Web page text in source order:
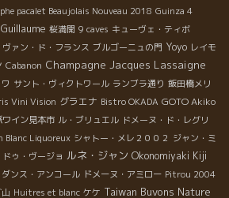
pacalet Beaujolais Nouveau 2018 Guinza 4
桜満開 9 caves キューヴェ・ティボ
ァン・ド・フランス ブルゴーニュの門 Yoyo レイモ
Cabanon Champagne Jacques Lassaigne
サント・ヴィクトワール ランブラ通り 飯田橋メリ
Vini Vision グラエナ Bistro OKADA GOTO Akiko
イン見本市 ル・ブリュエル ドメーヌ・ド・レグリ
Blanc Liquoreux シャトー・メレ２００２ ジャン・ミ
ドゥ・ヴージョ ルネ・ジャン Okonomiyaki Kiji
ダンス・アンコール ドメーヌ・アミロー Pitrou 2004
Huitres et blanc ケケ Taiwan Buvons Nature